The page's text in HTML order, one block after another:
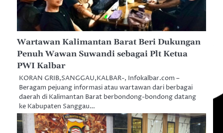
Wartawan Kalimantan Barat Beri Dukungan
Penuh Wawan Suwandi sebagai Plt Ketua
PWI Kalbar
KORAN GRIB,SANGGAU,KALBAR-, Infokalbar.com –
Beragam pejuang informasi atau wartawan dari berbagai
daerah di Kalimantan Barat berbondong-bondong datang
ke Kabupaten Sanggau…